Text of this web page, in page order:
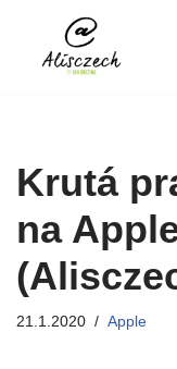
Přeskočit
Krutá
na
21.1.2020 Apple